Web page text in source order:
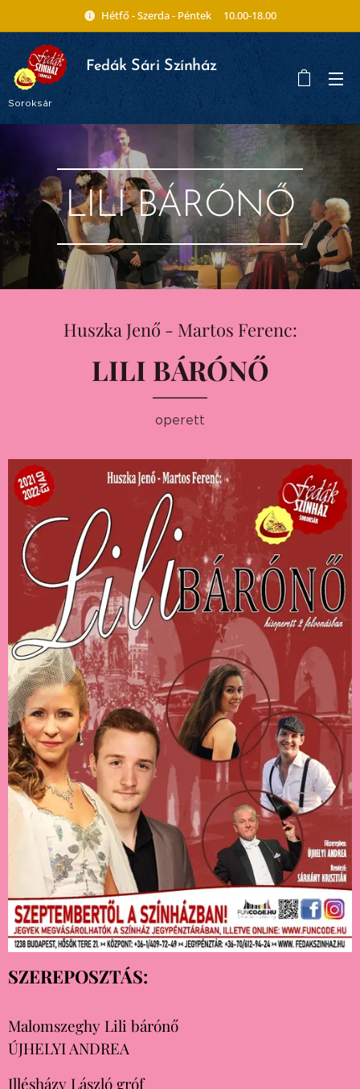
Hétfő - Szerda - Péntek 10.00-18.00
Fedák Sári Színház
Soroksár
LILI BÁRÓNŐ
Huszka Jenő - Martos Ferenc:
LILI BÁRÓNŐ
operett
SZEREPOSZTÁS:
Malomszeghy Lili bárónő
ÚJHELYI ANDREA
Illésházy László gróf